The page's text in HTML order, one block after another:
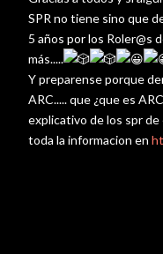
SPR no tiene sino que
5 años por los Roler@s
más.....
Y preparense porque
ARC..... que ¿que es
explicativo de los spr de
toda la informacion en